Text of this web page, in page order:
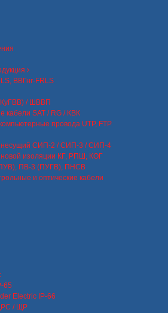
ВВГнг-FRLS
/ ШВВП
кабели SAT / RG / КВК
провода UTP, FTP
СИП-2 / СИП-3 / СИП-4
изоляции КГ, РПШ, КОГ
ПВ-3 (ПУГВ), ПНСВ
и оптические кабели
65
Electric IP-66
/ ЩР